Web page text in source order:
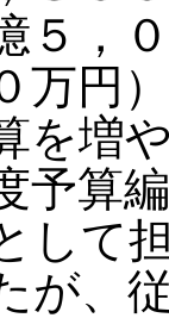
５，
万円
を増
予算
して
が、